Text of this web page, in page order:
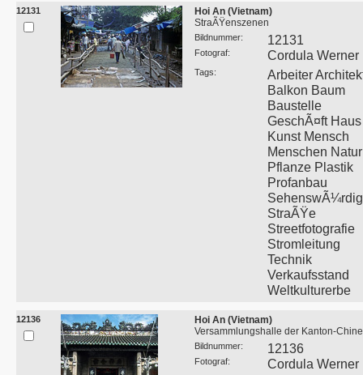
12131
Hoi An (Vietnam)
StraÃŸenszenen
Bildnummer: 12131
Fotograf: Cordula Werner
Tags:
Arbeiter
Balkon Baum
Baustelle
GeschÃ¤ft Haus
Kunst Mensch
Menschen Natur
Pflanze Plastik
Profanbau
StraÃŸe
Streetfotografie
Stromleitung
Technik
Verkaufsstand
Weltkulturerbe
12136
Hoi An (Vietnam)
Versammlungshalle der Kanton-
Bildnummer: 12136
Fotograf: Cordula Werner